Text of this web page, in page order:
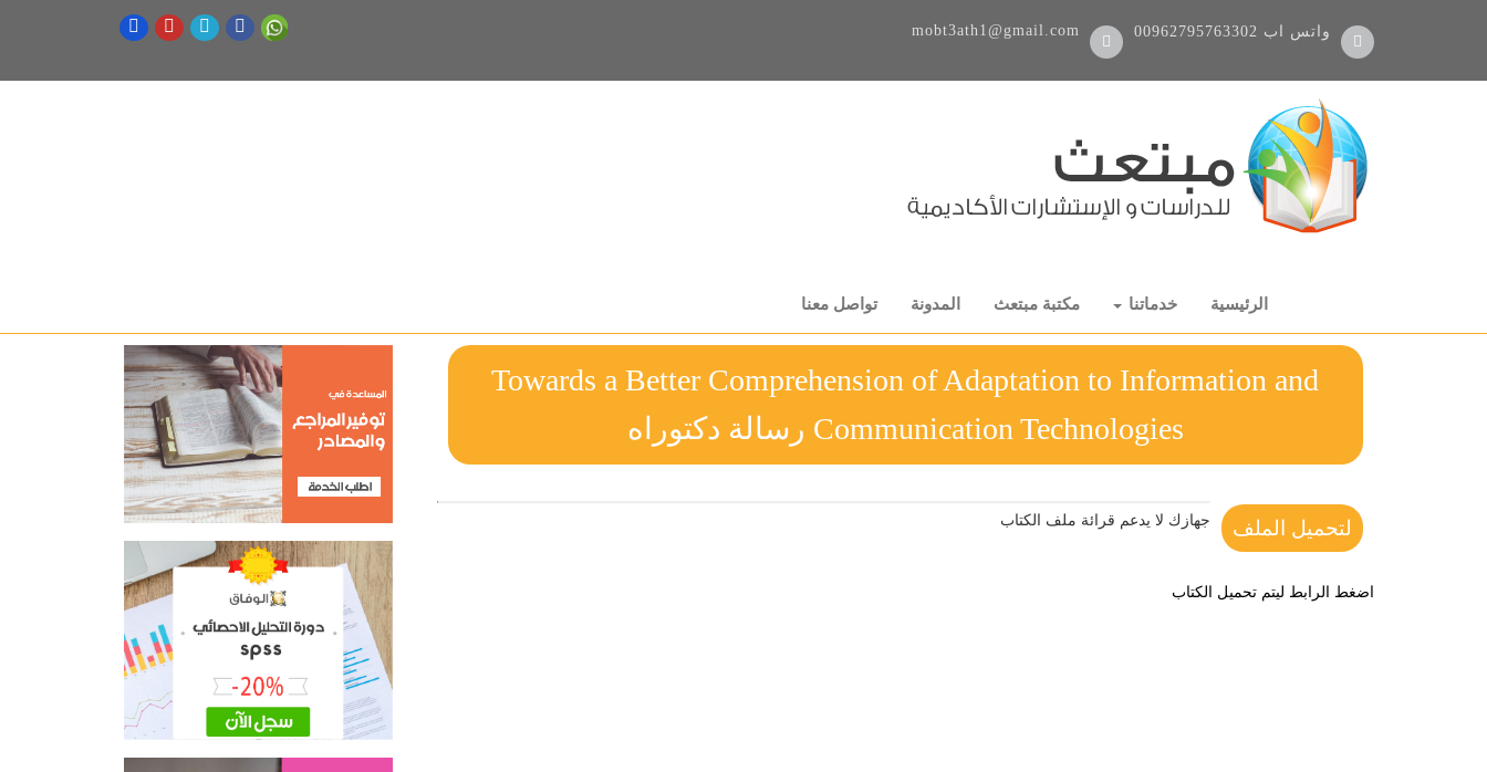
00962795763302 واتس اب mobt3ath1@gmail.com
الرئيسية خدماتنا مكتبة مبتعث المدونة تواصل معنا
Towards a Better Comprehension of Adaptation to Information and
Communication Technologies رسالة دكتوراه
لتحميل الملف جهازك لا يدعم قرائة ملف الكتاب
اضغط الرابط ليتم تحميل الكتاب